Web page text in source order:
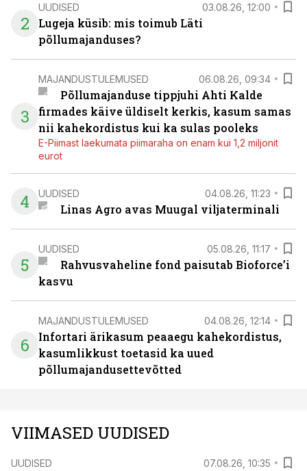
2
UUDISED 03.08.26, 12:00
Lugeja küsib: mis toimub Läti
põllumajanduses?
3
MAJANDUSTULEMUSED 06.08.26, 09:34
Põllumajanduse tippjuhi Ahti Kalde
firmades käive üldiselt kerkis, kasum samas
nii kahekordistus kui ka sulas pooleks
E-Piimast laekumata piimaraha on enam kui 1,2 miljonit
eurot
4 UUDISED 04.08.26, 11:23
Linas Agro avas Muugal viljaterminali
5
UUDISED 05.08.26, 11:17
Rahvusvaheline fond paisutab Bioforce’i
kasvu
6
MAJANDUSTULEMUSED 04.08.26, 12:14
Infortari ärikasum peaaegu kahekordistus,
kasumlikkust toetasid ka uued
põllumajandusettevõtted
VIIMASED UUDISED
UUDISED 07.08.26, 10:35